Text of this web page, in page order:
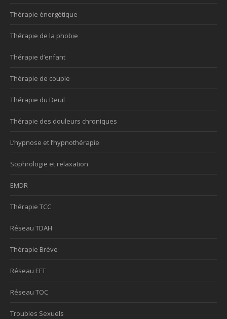
Thérapie énergétique
Thérapie de la phobie
Thérapie d’enfant
Thérapie de couple
Thérapie du Deuil
Thérapie des douleurs chroniques
L’hypnose et l’hypnothérapie
Sophrologie et relaxation
EMDR
Thérapie TCC
Réseau TDAH
Thérapie Brève
Réseau EFT
Réseau TOC
Troubles Sexuels